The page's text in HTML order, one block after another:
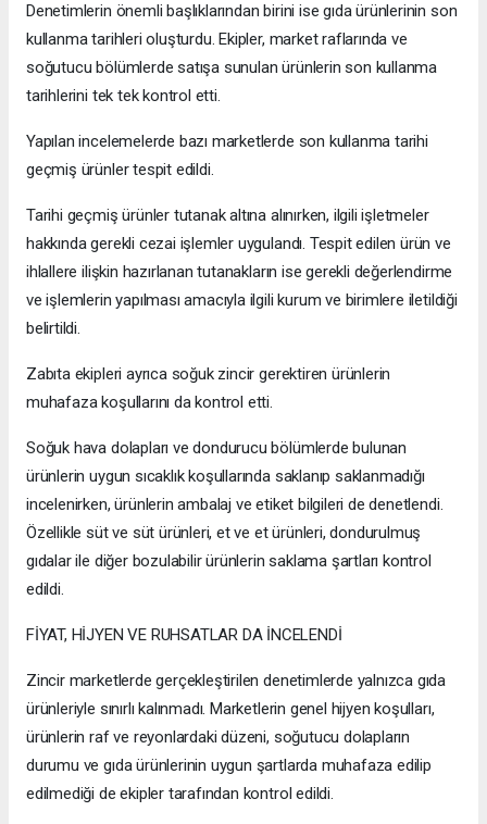
Denetimlerin önemli başlıklarından birini ise gıda ürünlerinin son
kullanma tarihleri oluşturdu. Ekipler, market raflarında ve
soğutucu bölümlerde satışa sunulan ürünlerin son kullanma
tarihlerini tek tek kontrol etti.
Yapılan incelemelerde bazı marketlerde son kullanma tarihi
geçmiş ürünler tespit edildi.
Tarihi geçmiş ürünler tutanak altına alınırken, ilgili işletmeler
hakkında gerekli cezai işlemler uygulandı. Tespit edilen ürün ve
ihlallere ilişkin hazırlanan tutanakların ise gerekli değerlendirme
ve işlemlerin yapılması amacıyla ilgili kurum ve birimlere iletildiği
belirtildi.
Zabıta ekipleri ayrıca soğuk zincir gerektiren ürünlerin
muhafaza koşullarını da kontrol etti.
Soğuk hava dolapları ve dondurucu bölümlerde bulunan
ürünlerin uygun sıcaklık koşullarında saklanıp saklanmadığı
incelenirken, ürünlerin ambalaj ve etiket bilgileri de denetlendi.
Özellikle süt ve süt ürünleri, et ve et ürünleri, dondurulmuş
gıdalar ile diğer bozulabilir ürünlerin saklama şartları kontrol
edildi.
FİYAT, HİJYEN VE RUHSATLAR DA İNCELENDİ
Zincir marketlerde gerçekleştirilen denetimlerde yalnızca gıda
ürünleriyle sınırlı kalınmadı. Marketlerin genel hijyen koşulları,
ürünlerin raf ve reyonlardaki düzeni, soğutucu dolapların
durumu ve gıda ürünlerinin uygun şartlarda muhafaza edilip
edilmediği de ekipler tarafından kontrol edildi.